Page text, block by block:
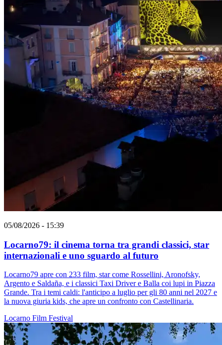
05/08/2026 - 15:39
Locarno79: il cinema torna tra grandi classici, star
internazionali e uno sguardo al futuro
Locarno79 apre con 233 film, star come Rossellini, Aronofsky,
Argento e Saldaña, e i classici Taxi Driver e Balla coi lupi in Piazza
Grande. Tra i temi caldi: l'anticipo a luglio per gli 80 anni nel 2027 e
la nuova giuria kids, che apre un confronto con Castellinaria.
Locarno Film Festival